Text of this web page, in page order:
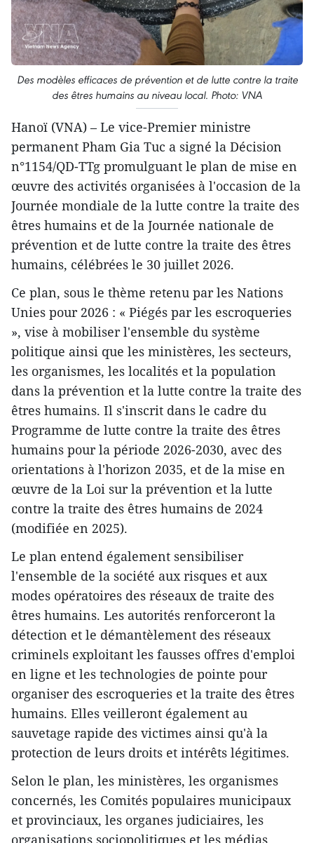
Des modèles efficaces de prévention et de lutte contre la traite
des êtres humains au niveau local. Photo: VNA
Hanoï (VNA) – Le vice-Premier ministre
permanent Pham Gia Tuc a signé la Décision
n°1154/QD-TTg promulguant le plan de mise en
œuvre des activités organisées à l'occasion de la
Journée mondiale de la lutte contre la traite des
êtres humains et de la Journée nationale de
prévention et de lutte contre la traite des êtres
humains, célébrées le 30 juillet 2026.
Ce plan, sous le thème retenu par les Nations
Unies pour 2026 : « Piégés par les escroqueries
», vise à mobiliser l'ensemble du système
politique ainsi que les ministères, les secteurs,
les organismes, les localités et la population
dans la prévention et la lutte contre la traite des
êtres humains. Il s'inscrit dans le cadre du
Programme de lutte contre la traite des êtres
humains pour la période 2026-2030, avec des
orientations à l'horizon 2035, et de la mise en
œuvre de la Loi sur la prévention et la lutte
contre la traite des êtres humains de 2024
(modifiée en 2025).
Le plan entend également sensibiliser
l'ensemble de la société aux risques et aux
modes opératoires des réseaux de traite des
êtres humains. Les autorités renforceront la
détection et le démantèlement des réseaux
criminels exploitant les fausses offres d'emploi
en ligne et les technologies de pointe pour
organiser des escroqueries et la traite des êtres
humains. Elles veilleront également au
sauvetage rapide des victimes ainsi qu'à la
protection de leurs droits et intérêts légitimes.
Selon le plan, les ministères, les organismes
concernés, les Comités populaires municipaux
et provinciaux, les organes judiciaires, les
organisations sociopolitiques et les médias